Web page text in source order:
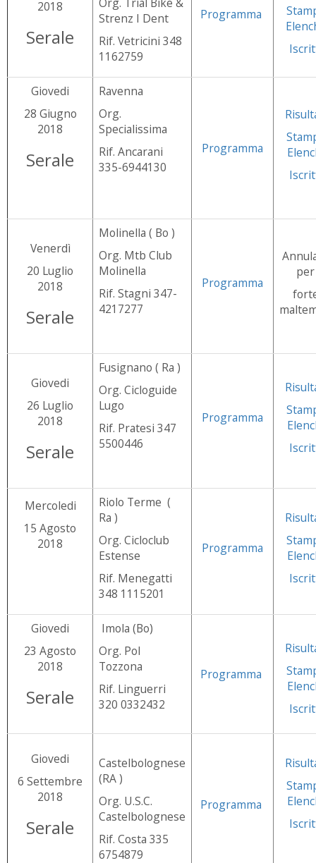
2018
Serale
Strenz I Dent
Rif. Vetricini 348
1162759
Programma
Giovedi
28 Giugno
2018
Serale
Ravenna
Org.
Specialissima
Rif. Ancarani
335-6944130
Programma
Venerdì
20 Luglio
2018
Serale
Molinella ( Bo )
Org. Mtb Club
Molinella
Rif. Stagni 347-
4217277
Programma
per
Giovedi
26 Luglio
2018
Serale
Fusignano ( Ra )
Org. Cicloguide
Lugo
Rif. Pratesi 347
5500446
Programma
Mercoledi
15 Agosto
2018
Riolo Terme (
Ra )
Org. Cicloclub
Estense
Rif. Menegatti
348 1115201
Programma
Giovedi
23 Agosto
2018
Serale
Imola (Bo)
Org. Pol
Tozzona
Rif. Linguerri
320 0332432
Programma
Giovedi
6 Settembre
2018
Serale
Castelbolognese
(RA )
Org. U.S.C.
Castelbolognese
Rif. Costa 335
6754879
Programma